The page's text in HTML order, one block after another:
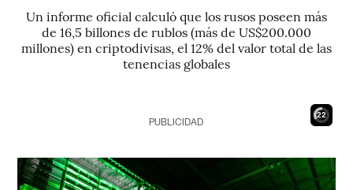
Un informe oficial calculó que los rusos poseen más
de 16,5 billones de rublos (más de US$200.000
millones) en criptodivisas, el 12% del valor total de las
tenencias globales
21
PUBLICIDAD